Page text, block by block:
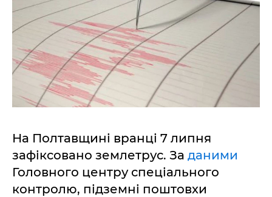
На Полтавщині вранці 7 липня
зафіксовано землетрус. За даними
Головного центру спеціального
контролю, підземні поштовхи